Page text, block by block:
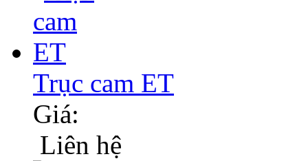
Trục cam ET
Giá:
Liên hệ